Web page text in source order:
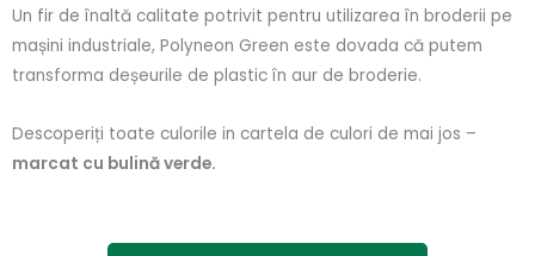
Un fir de înaltă calitate potrivit pentru utilizarea în broderii pe
mașini industriale, Polyneon Green este dovada că putem
transforma deșeurile de plastic în aur de broderie.
Descoperiți toate culorile in cartela de culori de mai jos –
marcat cu bulină verde.